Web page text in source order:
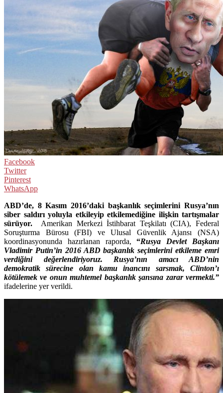
Facebook
Twitter
Pinterest
WhatsApp
ABD’de, 8 Kasım 2016’daki başkanlık seçimlerini Rusya’nın
siber saldırı yoluyla etkileyip etkilemediğine ilişkin tartışmalar
sürüyor. Amerikan Merkezi İstihbarat Teşkilatı (CIA), Federal
Soruşturma Bürosu (FBI) ve Ulusal Güvenlik Ajansı (NSA)
koordinasyonunda hazırlanan raporda,“Rusya Devlet Başkanı
Vladimir Putin’in 2016 ABD başkanlık seçimlerini etkileme emri
verdiğini değerlendiriyoruz. Rusya’nın amacı ABD’nin
demokratik sürecine olan kamu inancını sarsmak, Clinton’ı
kötülemek ve onun muhtemel başkanlık şansına zarar vermekti.”
ifadelerine yer verildi.